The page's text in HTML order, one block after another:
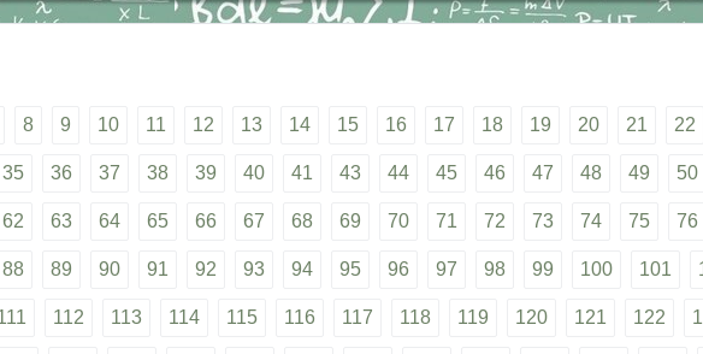
8 9 10 11 12 13 14 15 16 17 18 19 20 21 22
35 36 37 38 39 40 41 43 44 45 46 47 48 49 50
62 63 64 65 66 67 68 69 70 71 72 73 74 75 76
88 89 90 91 92 93 94 95 96 97 98 99 100 101
112 113 114 115 116 117 118 119 120 121 122